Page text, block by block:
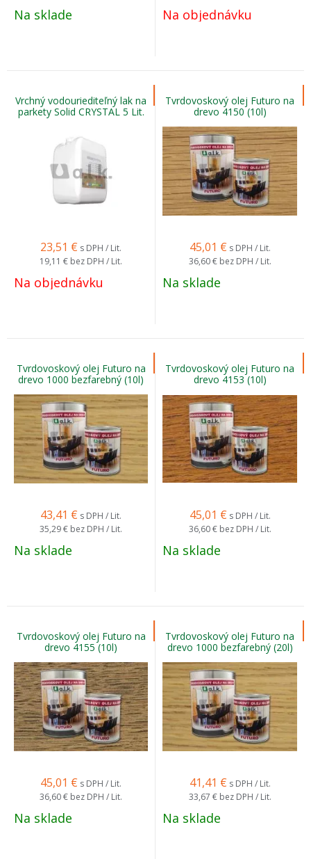
Na sklade Na objednávku
Vrchný vodouriediteľný lak na
parkety Solid CRYSTAL 5 Lit.
23,51 € s DPH / Lit.
19,11 € bez DPH / Lit.
Na objednávku
Tvrdovoskový olej Futuro na
drevo 4150 (10l)
45,01 € s DPH / Lit.
36,60 € bez DPH / Lit.
Na sklade
Tvrdovoskový olej Futuro na
drevo 1000 bezfarebný (10l)
43,41 € s DPH / Lit.
35,29 € bez DPH / Lit.
Na sklade
Tvrdovoskový olej Futuro na
drevo 4153 (10l)
45,01 € s DPH / Lit.
36,60 € bez DPH / Lit.
Na sklade
Tvrdovoskový olej Futuro na
drevo 4155 (10l)
45,01 € s DPH / Lit.
36,60 € bez DPH / Lit.
Na sklade
Tvrdovoskový olej Futuro na
drevo 1000 bezfarebný (20l)
41,41 € s DPH / Lit.
33,67 € bez DPH / Lit.
Na sklade